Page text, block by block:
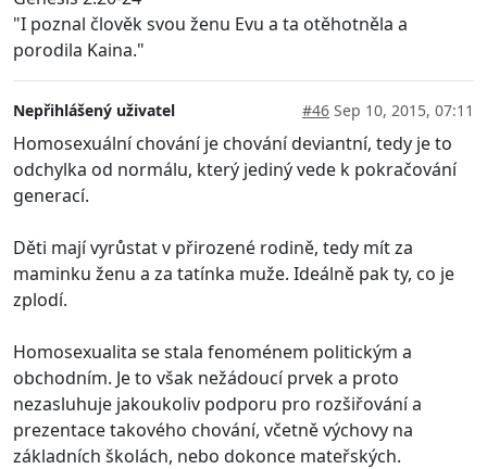
"I poznal člověk svou ženu Evu a ta otěhotněla a
porodila Kaina."
Nepřihlášený uživatel #46 Sep 10, 2015, 07:11
Homosexuální chování je chování deviantní, tedy je to
odchylka od normálu, který jediný vede k pokračování
generací.
Děti mají vyrůstat v přirozené rodině, tedy mít za
maminku ženu a za tatínka muže. Ideálně pak ty, co je
zplodí.
Homosexualita se stala fenoménem politickým a
obchodním. Je to však nežádoucí prvek a proto
nezasluhuje jakoukoliv podporu pro rozšiřování a
prezentace takového chování, včetně výchovy na
základních školách, nebo dokonce mateřských.